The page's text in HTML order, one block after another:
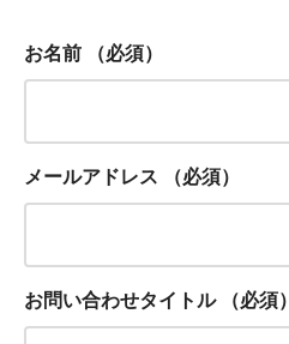
お名前 （必須）
メールアドレス （必須）
お問い合わせタイトル （必須）